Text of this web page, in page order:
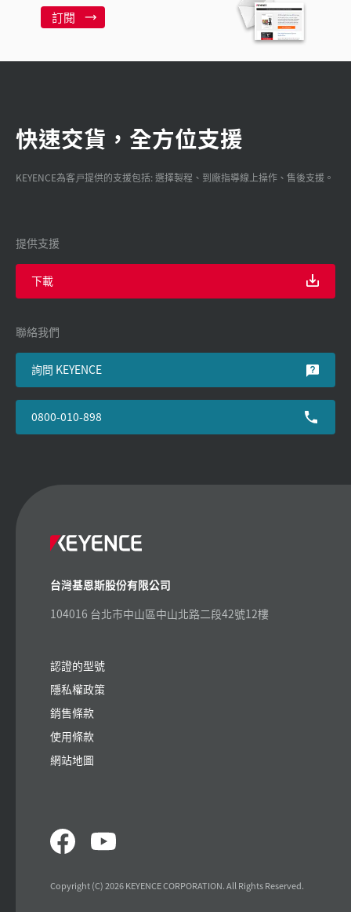
訂閱
快速交貨，全方位支援
KEYENCE為客戸提供的支援包括: 選擇製程、到廠指導線上操作、售後支援。
提供支援
下載
聯絡我們
詢問 KEYENCE
0800-010-898
台灣基恩斯股份有限公司
104016 台北市中山區中山北路二段42號12樓
認證的型號
隱私權政策
銷售條款
使用條款
網站地圖
Copyright (C) 2026 KEYENCE CORPORATION. All Rights Reserved.